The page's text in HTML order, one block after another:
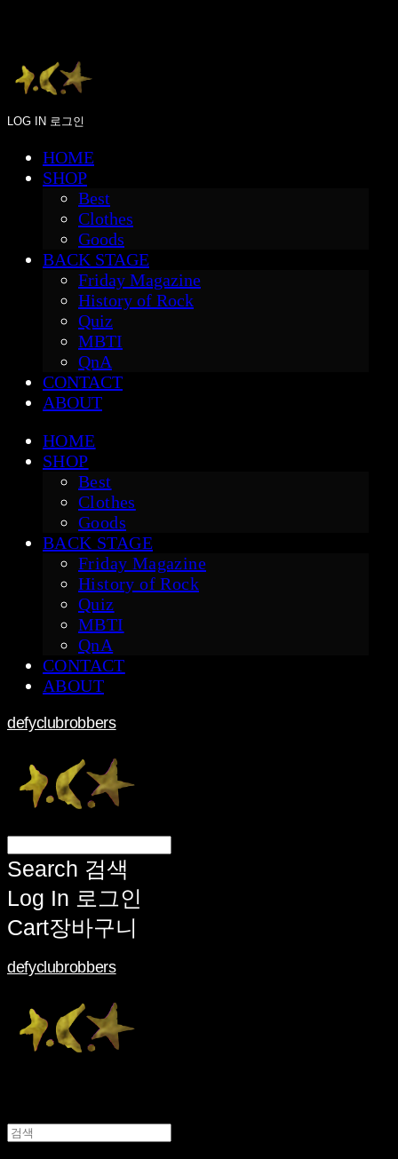
LOG IN 로그인
HOME
SHOP
Best
Clothes
Goods
BACK STAGE
Friday Magazine
History of Rock
Quiz
MBTI
QnA
CONTACT
ABOUT
HOME
SHOP
Best
Clothes
Goods
BACK STAGE
Friday Magazine
History of Rock
Quiz
MBTI
QnA
CONTACT
ABOUT
defyclubrobbers
Search 검색
Log In 로그인
Cart장바구니
defyclubrobbers